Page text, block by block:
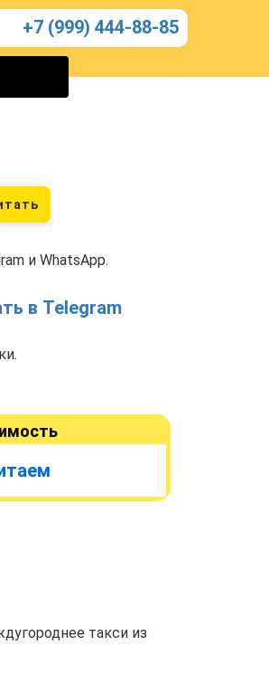
+7 (999) 444-88-85
и WhatsApp.
в Telegram
такси из